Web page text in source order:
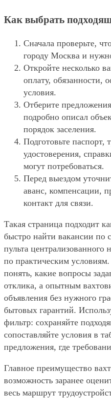
Как выбрать
Сначала проверьте,
городу Москва и
Откройте несколько
оплату, обязанности,
условия.
Отберите
подробно описал
порядок заселения.
Подготовьте паспорт,
удостоверения,
могут потребоваться.
Перед выездом
аванс, компенсации,
контакт для связи.
Такая страница подходит
быстро найти вакансии по
пульта
по практическим
понять, какие вопросы
отклика, а опытным
объявления без нужного
бытовых гарантий.
фильтр: сохраняйте
сопоставляйте условия в
предложения, где
Главное преимущество
возможность заранее
весь маршрут